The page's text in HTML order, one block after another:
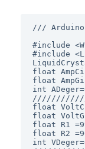
/// Arduino
#include
#include
float
float
int
float
float
float R1
float
int